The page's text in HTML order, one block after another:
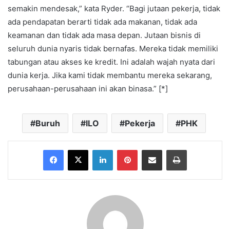
semakin mendesak,” kata Ryder. “Bagi jutaan pekerja, tidak
ada pendapatan berarti tidak ada makanan, tidak ada
keamanan dan tidak ada masa depan. Jutaan bisnis di
seluruh dunia nyaris tidak bernafas. Mereka tidak memiliki
tabungan atau akses ke kredit. Ini adalah wajah nyata dari
dunia kerja. Jika kami tidak membantu mereka sekarang,
perusahaan-perusahaan ini akan binasa.” [*]
Buruh ILO Pekerja PHK
Facebook
X LinkedInPinterestShare via Email Print